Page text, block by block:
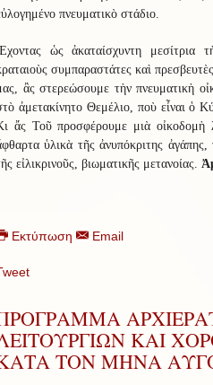
πνευματικὸ στάδιο.
ὡς ἀκαταίσχυντη μεσίτρια
συμπαραστάτες καὶ
ἂς στερεώσουμε τὴν πνευματικὴ
ἀμετακίνητο Θεμέλιο, ποὺ εἶναι ὁ
ἄς Τοῦ προσφέρουμε μιὰ οἰκοδομὴ
ὑλικὰ τῆς ἀνυπόκριτης ἀγάπης,
εἰλικρινοῦς, βιωματικῆς μετανοίας.
Εκτύπωση Email
ΚΑΙ
ΤΟΝ ΜΗΝΑ